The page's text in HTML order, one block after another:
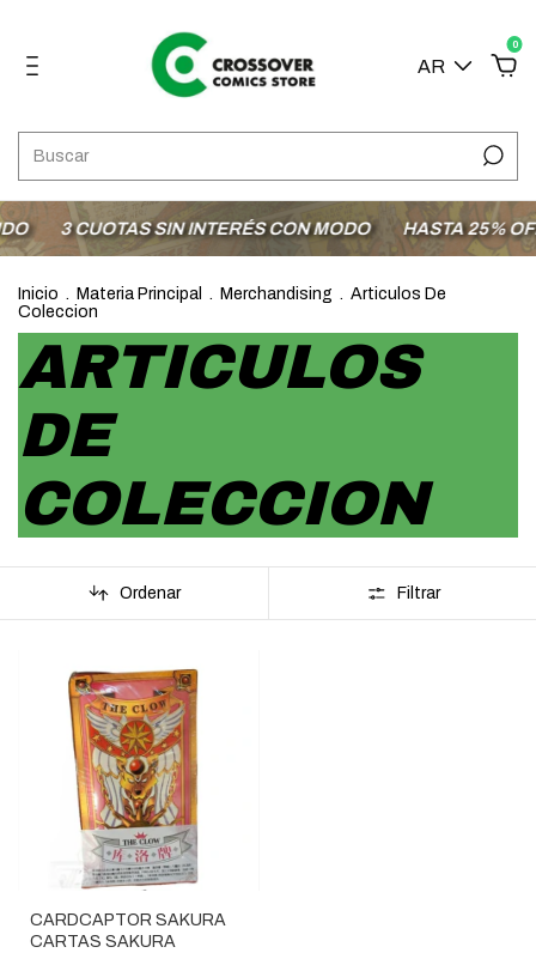
AR
0
3 CUOTAS SIN INTERÉS CON MODO HASTA 25% OFF
Inicio . Materia Principal . Merchandising . Articulos De
Coleccion
ARTICULOS
DE
COLECCION
Ordenar Filtrar
CARDCAPTOR SAKURA
CARTAS SAKURA